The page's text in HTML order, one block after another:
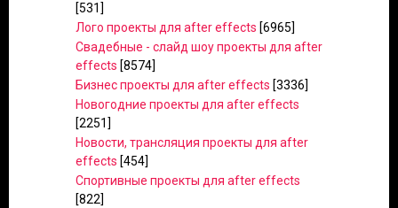
[531]
Лого проекты для after effects [6965]
Свадебные - слайд шоу проекты для after
effects [8574]
Бизнес проекты для after effects [3336]
Новогодние проекты для after effects
[2251]
Новости, трансляция проекты для after
effects [454]
Спортивные проекты для after effects
[822]